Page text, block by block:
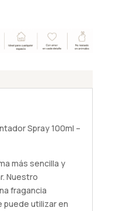
Spray 100ml –
más sencilla y
Nuestro
fragancia
utilizar en